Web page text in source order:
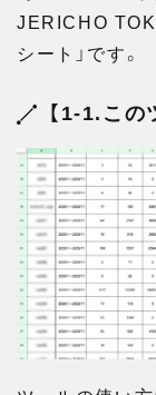
JERICHO
シート」です。
【1-1.この